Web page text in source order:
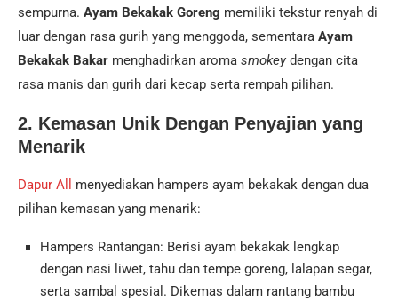
sempurna. Ayam Bekakak Goreng memiliki tekstur renyah di
luar dengan rasa gurih yang menggoda, sementara Ayam
Bekakak Bakar menghadirkan aroma smokeydengan cita
rasa manis dan gurih dari kecap serta rempah pilihan.
2. Kemasan Unik Dengan Penyajian yang
Menarik
Dapur All
menyediakan hampers ayam bekakak dengan dua
pilihan kemasan yang menarik:
Hampers Rantangan: Berisi ayam bekakak lengkap
dengan nasi liwet, tahu dan tempe goreng, lalapan segar,
serta sambal spesial. Dikemas dalam rantang bambu